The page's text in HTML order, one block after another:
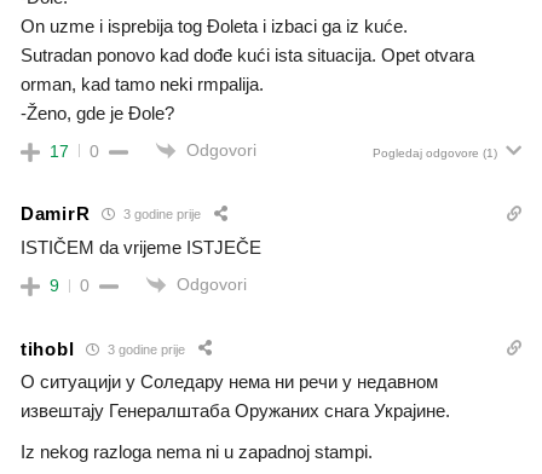
On uzme i isprebija tog Đoleta i izbaci ga iz kuće.
Sutradan ponovo kad dođe kući ista situacija. Opet otvara
orman, kad tamo neki rmpalija.
-Ženo, gde je Đole?
17 0 Odgovori Pogledaj odgovore (1)
DamirR 3 godine prije
ISTIČEM da vrijeme ISTJEČE
9 0 Odgovori
tihobl 3 godine prije
О ситуацији у Соледару нема ни речи у недавном
извештају Генералштаба Оружаних снага Украјине.
Iz nekog razloga nema ni u zapadnoj stampi.